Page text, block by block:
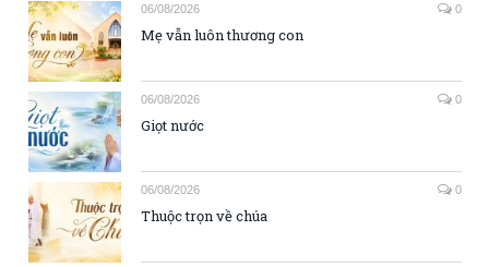
06/08/2026 0
Mẹ vẫn luôn thương con
06/08/2026 0
Giọt nước
06/08/2026 0
Thuộc trọn về chúa